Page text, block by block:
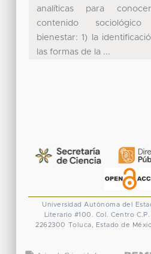
analíticas para
contenido
bienestar: 1) la
las formas de la ...
Universidad Autónoma del
Literario #100. Col. Centro
2262300
Toluca, Estado de